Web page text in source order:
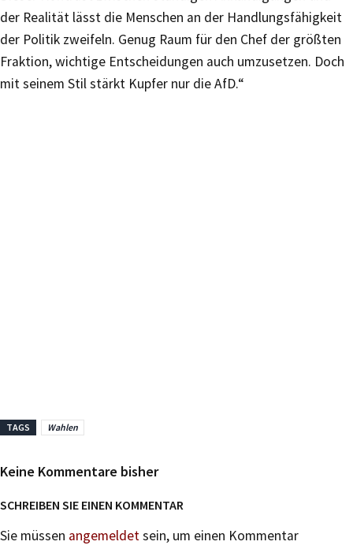
der Realität lässt die Menschen an der Handlungsfähigkeit
der Politik zweifeln. Genug Raum für den Chef der größten
Fraktion, wichtige Entscheidungen auch umzusetzen. Doch
mit seinem Stil stärkt Kupfer nur die AfD.“
TAGS Wahlen
Keine Kommentare bisher
SCHREIBEN SIE EINEN KOMMENTAR
Sie müssen angemeldetsein, um einen Kommentar